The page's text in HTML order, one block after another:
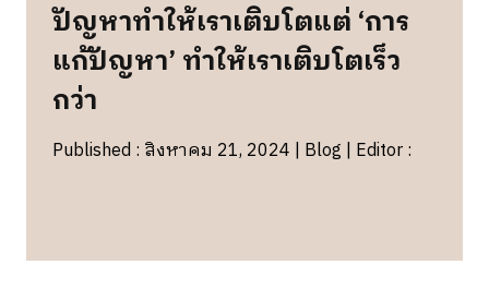
ปัญหาทำให้เราเติบโตแต่ ‘การ
แก้ปัญหา’ ทำให้เราเติบโตเร็ว
กว่า
Published : สิงหาคม 21, 2024 | Blog | Editor :